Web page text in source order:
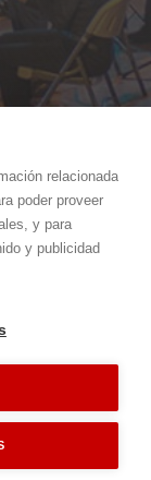
reservados.
relacionada
poder proveer
y para
y publicidad